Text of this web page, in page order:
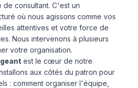
consultant. C'est un
où nous agissons comme vos
attentives et votre force de
Nous intervenons à plusieurs
votre organisation.
est le cœur de notre
aux côtés du patron pour
: comment organiser l'équipe,